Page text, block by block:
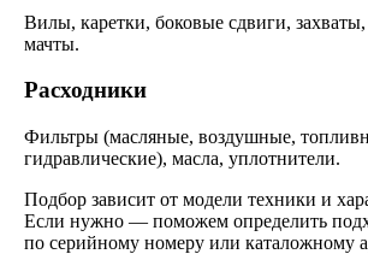
Вилы, каретки, боковые сдвиги,
мачты.
Расходники
Фильтры (масляные, воздушные,
гидравлические), масла, уплотнители.
Подбор зависит от модели техники и
Если нужно — поможем определить
по серийному номеру или каталожному